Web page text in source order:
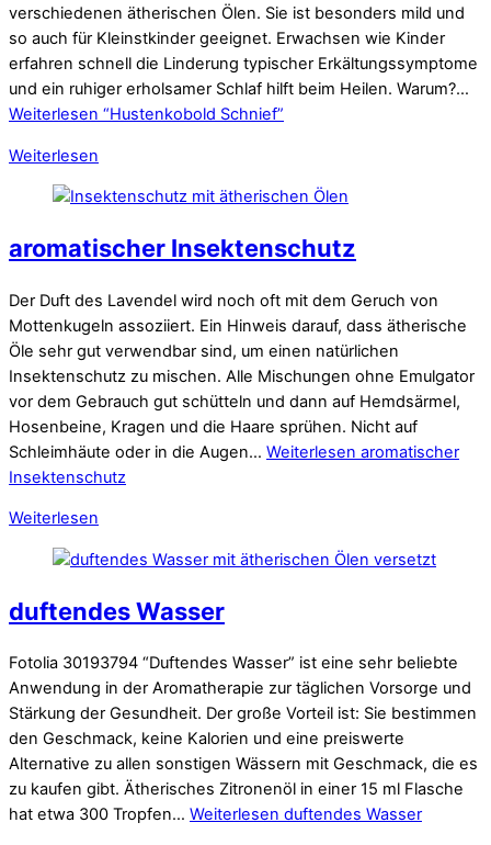
verschiedenen ätherischen Ölen. Sie ist besonders mild und
so auch für Kleinstkinder geeignet. Erwachsen wie Kinder
erfahren schnell die Linderung typischer Erkältungssymptome
und ein ruhiger erholsamer Schlaf hilft beim Heilen. Warum?…
Weiterlesen “Hustenkobold Schnief”
Weiterlesen
aromatischer Insektenschutz
Der Duft des Lavendel wird noch oft mit dem Geruch von
Mottenkugeln assoziiert. Ein Hinweis darauf, dass ätherische
Öle sehr gut verwendbar sind, um einen natürlichen
Insektenschutz zu mischen. Alle Mischungen ohne Emulgator
vor dem Gebrauch gut schütteln und dann auf Hemdsärmel,
Hosenbeine, Kragen und die Haare sprühen. Nicht auf
Schleimhäute oder in die Augen… Weiterlesen aromatischer
Insektenschutz
Weiterlesen
duftendes Wasser
Fotolia 30193794 “Duftendes Wasser” ist eine sehr beliebte
Anwendung in der Aromatherapie zur täglichen Vorsorge und
Stärkung der Gesundheit. Der große Vorteil ist: Sie bestimmen
den Geschmack, keine Kalorien und eine preiswerte
Alternative zu allen sonstigen Wässern mit Geschmack, die es
zu kaufen gibt. Ätherisches Zitronenöl in einer 15 ml Flasche
hat etwa 300 Tropfen… Weiterlesen duftendes Wasser